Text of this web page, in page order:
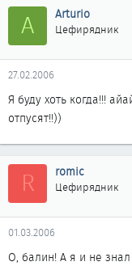
A Arturio
Цефирядник
27.02.2006
Я буду хоть когда!!!
отпусят!!))
R romic
Цефирядник
01.03.2006
О, балин! А я и не